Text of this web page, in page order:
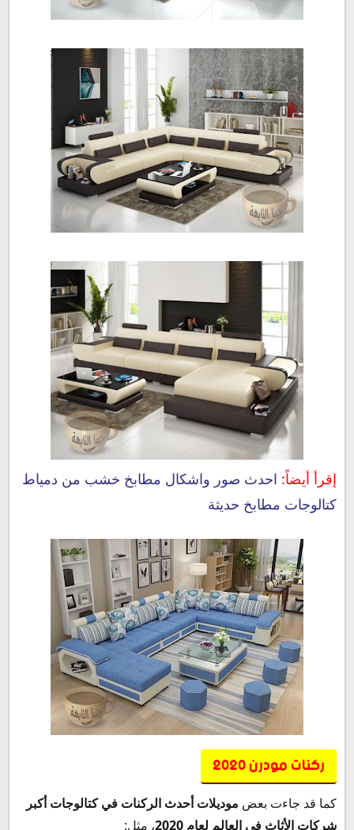
إقرأ أيضاً: احدث صور واشكال مطابخ خشب من دمياط
كتالوجات مطابخ حديثة
ركنات مودرن 2020
كما قد جاءت بعض موديلات أحدث الركنات في كتالوجات أكبر
شركات الأثاث في العالم لعام 2020
، مثل: